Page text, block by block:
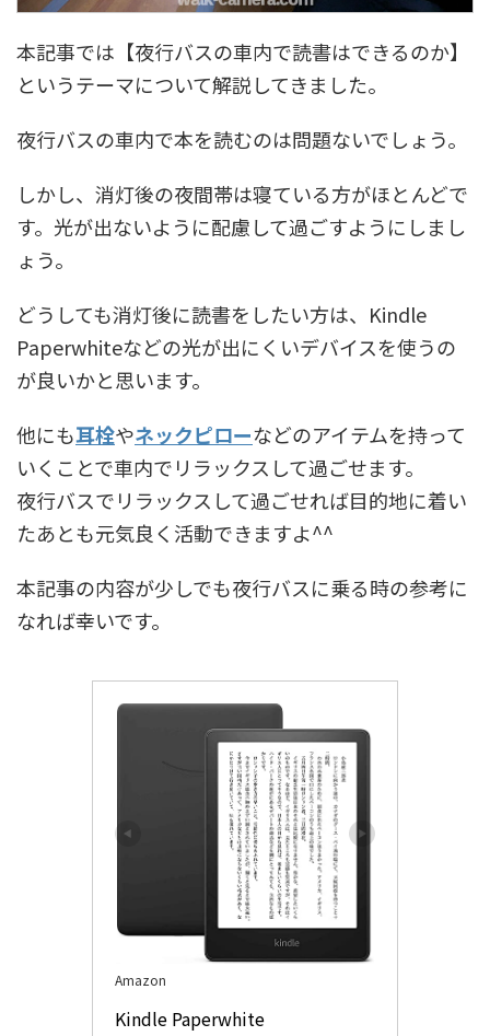
本記事では【夜行バスの車内で読書はできるのか】
というテーマについて解説してきました。
夜行バスの車内で本を読むのは問題ないでしょう。
しかし、消灯後の夜間帯は寝ている方がほとんどで
す。光が出ないように配慮して過ごすようにしまし
ょう。
どうしても消灯後に読書をしたい方は、Kindle
Paperwhiteなどの光が出にくいデバイスを使うの
が良いかと思います。
他にも耳栓やネックピローなどのアイテムを持って
いくことで車内でリラックスして過ごせます。
夜行バスでリラックスして過ごせれば目的地に着い
たあとも元気良く活動できますよ^^
本記事の内容が少しでも夜行バスに乗る時の参考に
なれば幸いです。
Amazon
Kindle Paperwhite